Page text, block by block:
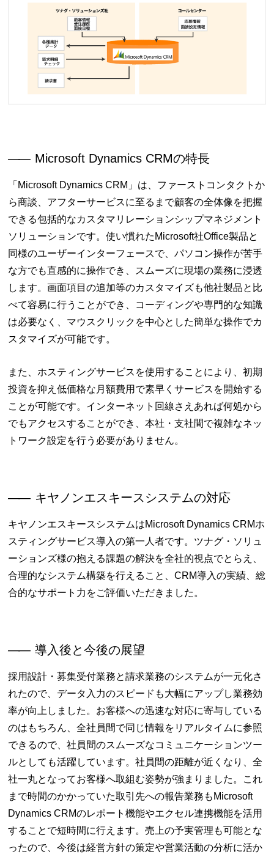
―― Microsoft Dynamics CRMの特長
「Microsoft Dynamics CRM」は、ファーストコンタクトか
ら商談、アフターサービスに至るまで顧客の全体像を把握
できる包括的なカスタマリレーションシップマネジメント
ソリューションです。使い慣れたMicrosoft社Office製品と
同様のユーザーインターフェースで、パソコン操作が苦手
な方でも直感的に操作でき、スムーズに現場の業務に浸透
します。画面項目の追加等のカスタマイズも他社製品と比
べて容易に行うことができ、コーディングや専門的な知識
は必要なく、マウスクリックを中心とした簡単な操作でカ
スタマイズが可能です。
また、ホスティングサービスを使用することにより、初期
投資を抑え低価格な月額費用で素早くサービスを開始する
ことが可能です。インターネット回線さえあれば何処から
でもアクセスすることができ、本社・支社間で複雑なネッ
トワーク設定を行う必要がありません。
―― キヤノンエスキースシステムの対応
キヤノンエスキースシステムはMicrosoft Dynamics CRMホ
スティングサービス導入の第一人者です。ツナグ・ソリュ
ーションズ様の抱える課題の解決を全社的視点でとらえ、
合理的なシステム構築を行えること、CRM導入の実績、総
合的なサポート力をご評価いただきました。
―― 導入後と今後の展望
採用設計・募集受付業務と請求業務のシステムが一元化さ
れたので、データ入力のスピードも大幅にアップし業務効
率が向上しました。お客様への迅速な対応に寄与している
のはもちろん、全社員間で同じ情報をリアルタイムに参照
できるので、社員間のスムーズなコミュニケーションツー
ルとしても活躍しています。社員間の距離が近くなり、全
社一丸となってお客様へ取組む姿勢が強まりました。これ
まで時間のかかっていた取引先への報告業務もMicrosoft
Dynamics CRMのレポート機能やエクセル連携機能を活用
することで短時間に行えます。売上の予実管理も可能とな
ったので、今後は経営方針の策定や営業活動の分析に活か